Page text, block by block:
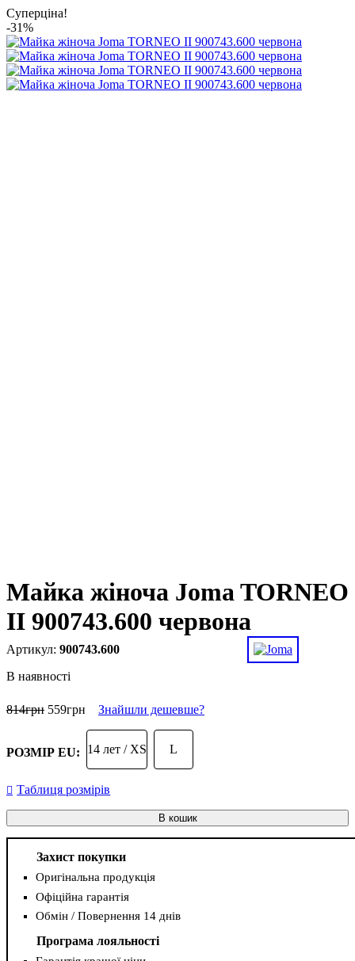
Суперціна!
-31%
Майка жіноча Joma TORNEO
II 900743.600 червона
900743.600
В наявності
814грн 559грн Знайшли дешевше?
РОЗМІР EU: 14 лет / XS L
Таблиця розмірів
В кошик
Захист покупки
Оригінальна продукція
Офіційна гарантія
Обмін / Повернення 14 днів
Програма лояльності